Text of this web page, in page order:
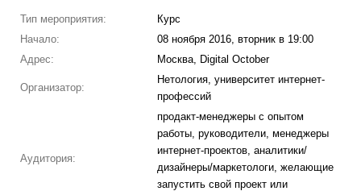
Тип мероприятия:
Курс
Начало:
08 ноября 2016, вторник в 19:00
Адрес:
Москва, Digital October
Организатор:
Нетология, университет интернет-
профессий
Аудитория:
продакт-менеджеры с опытом
работы, руководители, менеджеры
интернет-проектов, аналитики/
дизайнеры/маркетологи, желающие
запустить свой проект или